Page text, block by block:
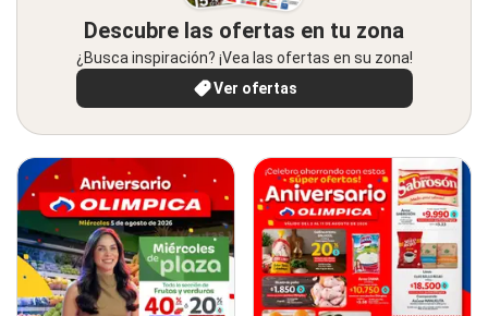
Descubre las ofertas en tu zona
¿Busca inspiración? ¡Vea las ofertas en su zona!
Ver ofertas